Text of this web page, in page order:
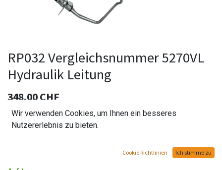
RP032 Vergleichsnummer 5270VL
Hydraulik Leitung
348.00CHF
In den Warenkorb hinzufügen
Wir verwenden Cookies, um Ihnen ein besseres
Nutzererlebnis zu bieten.
Cookie Richtlinien Ich stimme zu